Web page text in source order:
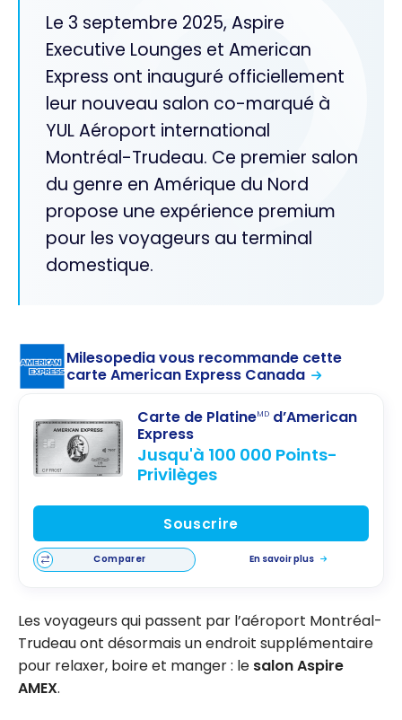
Le 3 septembre 2025, Aspire
Executive Lounges et American
Express ont inauguré officiellement
leur nouveau salon co-marqué à
YUL Aéroport international
Montréal-Trudeau. Ce premier salon
du genre en Amérique du Nord
propose une expérience premium
pour les voyageurs au terminal
domestique.
Milesopedia vous recommande cette
carte American Express Canada
Carte de PlatineMD d’American
Express
Jusqu'à 100 000 Points-
Privilèges
Souscrire
Comparer En savoir plus
Les voyageurs qui passent par l’aéroport Montréal-
Trudeau ont désormais un endroit supplémentaire
pour relaxer, boire et manger : le salon Aspire
AMEX.